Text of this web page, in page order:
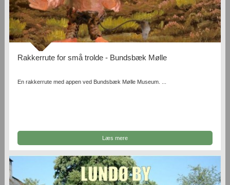
Rakkerrute for små trolde - Bundsbæk Mølle
En rakkerrute med appen ved Bundsbæk Mølle Museum. ...
Læs mere